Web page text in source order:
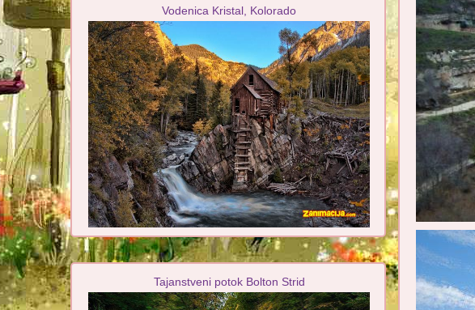
Vodenica Kristal, Kolorado
Tajanstveni potok Bolton Strid